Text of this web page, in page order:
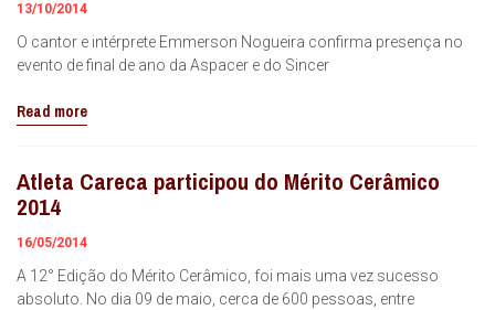
13/10/2014
O cantor e intérprete Emmerson Nogueira confirma presença no
evento de final de ano da Aspacer e do Sincer
Read more
Atleta Careca participou do Mérito Cerâmico
2014
16/05/2014
A 12° Edição do Mérito Cerâmico, foi mais uma vez sucesso
absoluto. No dia 09 de maio, cerca de 600 pessoas, entre